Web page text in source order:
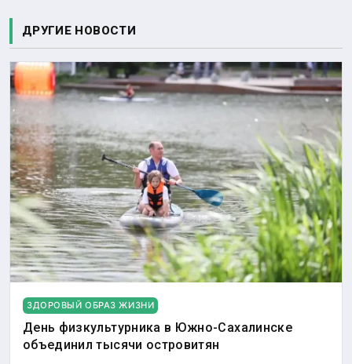
ДРУГИЕ НОВОСТИ
ЗДОРОВЫЙ ОБРАЗ ЖИЗНИ
День физкультурника в Южно-Сахалинске
объединил тысячи островитян